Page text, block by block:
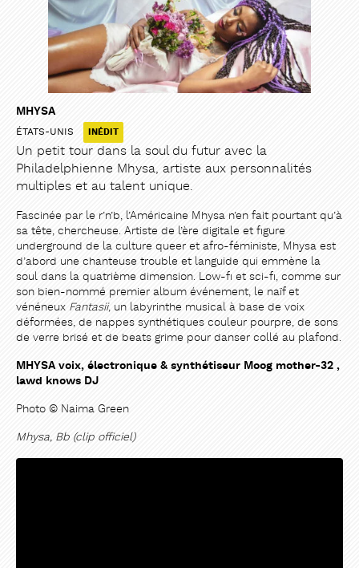
MHYSA
ÉTATS-UNIS INÉDIT
Un petit tour dans la soul du futur avec la
Philadelphienne Mhysa, artiste aux personnalités
multiples et au talent unique.
Fascinée par le r’n’b, l’Américaine Mhysa n’en fait pourtant qu’à
sa tête, chercheuse. Artiste de l’ère digitale et figure
underground de la culture queer et afro-féministe, Mhysa est
d’abord une chanteuse trouble et languide qui emmène la
soul dans la quatrième dimension. Low-fi et sci-fi, comme sur
son bien-nommé premier album événement, le naïf et
vénéneux Fantasii, un labyrinthe musical à base de voix
déformées, de nappes synthétiques couleur pourpre, de sons
de verre brisé et de beats grime pour danser collé au plafond.
MHYSA voix, électronique & synthétiseur Moog mother-32 ,
lawd knows DJ
Photo © Naima Green
Mhysa, Bb (clip officiel)